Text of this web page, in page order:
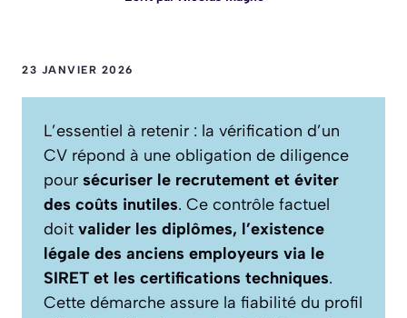
23 JANVIER 2026
L’essentiel à retenir : la vérification d’un
CV répond à une obligation de diligence
pour sécuriser le recrutement et éviter
des coûts inutiles. Ce contrôle factuel
doit valider les diplômes, l’existence
légale des anciens employeurs via le
SIRET et les certifications techniques.
Cette démarche assure la fiabilité du profil